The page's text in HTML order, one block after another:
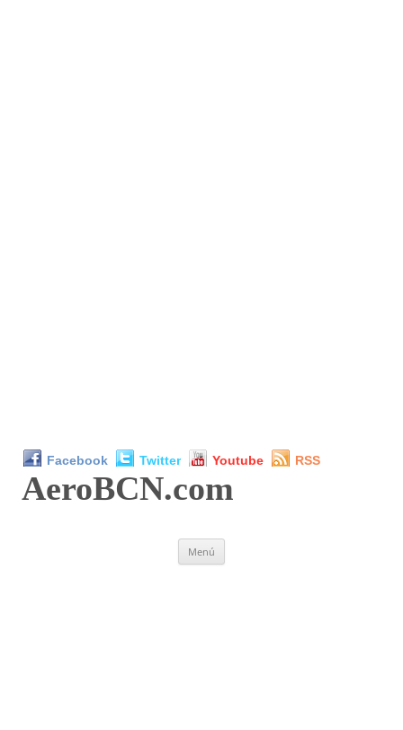
Facebook Twitter Youtube RSS
AeroBCN.com
Menú